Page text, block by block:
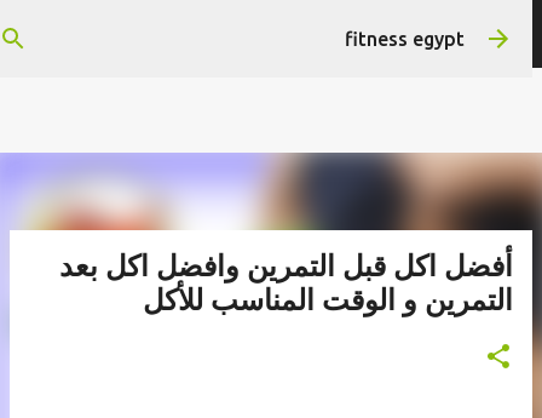
هتستفيد ومش هنضيع وقتك
التخطي إلى المحتوى الرئيسيfitness egypt
أفضل اكل قبل التمرين وافضل اكل بعد
التمرين و الوقت المناسب للأكل